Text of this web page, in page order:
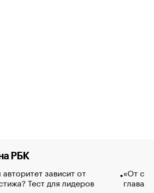
РБК
зависит от
Тест для лидеров
«От
глава